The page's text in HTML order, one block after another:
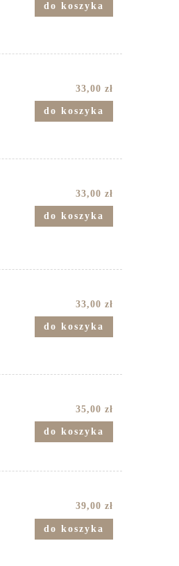
do koszyka
33,00 zł
do koszyka
33,00 zł
do koszyka
33,00 zł
do koszyka
35,00 zł
do koszyka
39,00 zł
do koszyka